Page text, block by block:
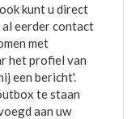
kunt u direct
al eerder contact
met
het profiel van
een bericht'.
te staan
aan uw